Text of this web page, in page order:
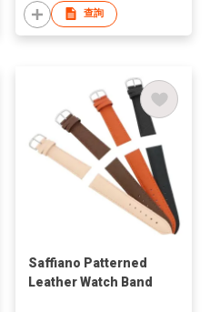
查詢
Saffiano Patterned
Leather Watch Band